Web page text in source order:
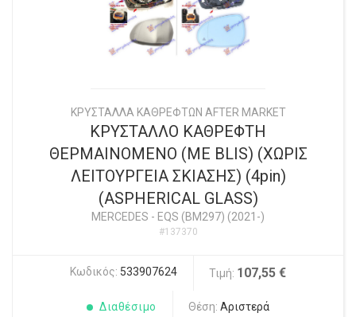
ΚΡΥΣΤΑΛΛΑ ΚΑΘΡΕΦΤΩΝ AFTER MARKET
ΚΡΥΣΤΑΛΛΟ ΚΑΘΡEΦΤΗ
ΘΕΡΜΑΙΝOMENO (ME BLIS) (ΧΩΡΙΣ
ΛΕΙΤΟΥΡΓΕΙΑ ΣΚΙΑΣΗΣ) (4pin)
(ASPHERICAL GLASS)
MERCEDES - EQS (BM297) (2021-)
#137370
Κωδικός: 533907624 Τιμή: 107,55 €
Διαθέσιμο Θέση: Αριστερά